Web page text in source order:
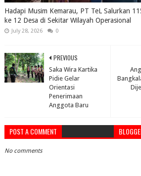
Hadapi Musim Kemarau, PT TeL Salurkan
ke 12 Desa di Sekitar Wilayah Operasional
July 28, 2026 0
PREVIOUS
Saka Wira Kartika
Pidie Gelar
Orientasi
Penerimaan
Anggota Baru
POST A COMMENT
No comments